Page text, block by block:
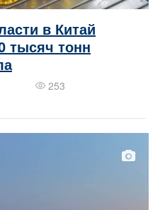
в Китай
тысяч тонн
253